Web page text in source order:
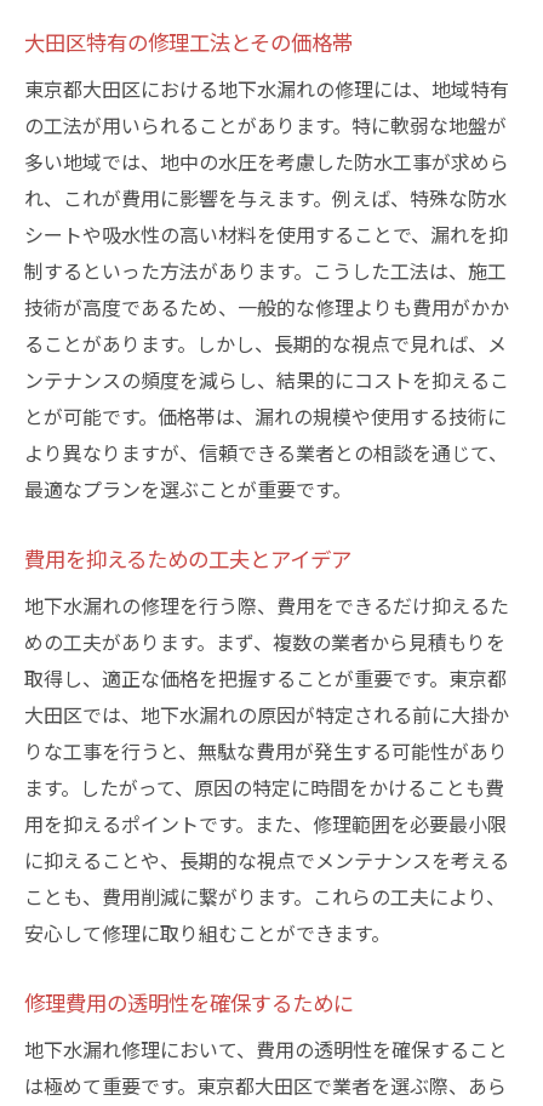
大田区特有の修理工法とその価格帯
東京都大田区における地下水漏れの修理には、地域特有
の工法が用いられることがあります。特に軟弱な地盤が
多い地域では、地中の水圧を考慮した防水工事が求めら
れ、これが費用に影響を与えます。例えば、特殊な防水
シートや吸水性の高い材料を使用することで、漏れを抑
制するといった方法があります。こうした工法は、施工
技術が高度であるため、一般的な修理よりも費用がかか
ることがあります。しかし、長期的な視点で見れば、メ
ンテナンスの頻度を減らし、結果的にコストを抑えるこ
とが可能です。価格帯は、漏れの規模や使用する技術に
より異なりますが、信頼できる業者との相談を通じて、
最適なプランを選ぶことが重要です。
費用を抑えるための工夫とアイデア
地下水漏れの修理を行う際、費用をできるだけ抑えるた
めの工夫があります。まず、複数の業者から見積もりを
取得し、適正な価格を把握することが重要です。東京都
大田区では、地下水漏れの原因が特定される前に大掛か
りな工事を行うと、無駄な費用が発生する可能性があり
ます。したがって、原因の特定に時間をかけることも費
用を抑えるポイントです。また、修理範囲を必要最小限
に抑えることや、長期的な視点でメンテナンスを考える
ことも、費用削減に繋がります。これらの工夫により、
安心して修理に取り組むことができます。
修理費用の透明性を確保するために
地下水漏れ修理において、費用の透明性を確保すること
は極めて重要です。東京都大田区で業者を選ぶ際、あら